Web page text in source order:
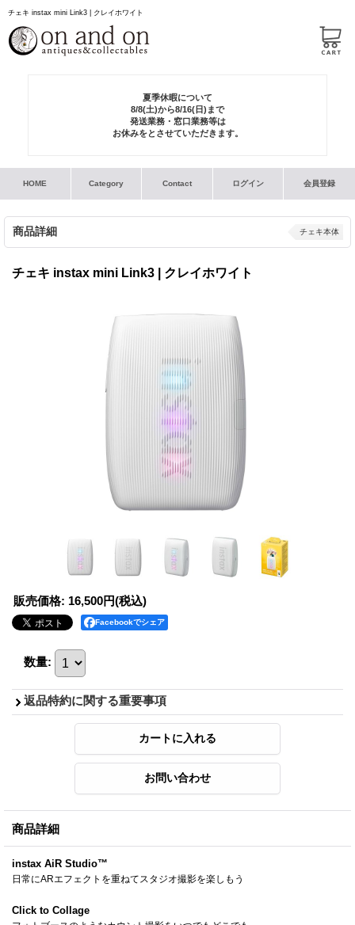
チェキ instax mini Link3 | クレイホワイト
夏季休暇について
8/8(土)から8/16(日)まで
発送業務・窓口業務等は
お休みをとさせていただきます。
HOME Category Contact ログイン 会員登録
商品詳細 チェキ本体
チェキ instax mini Link3 | クレイホワイト
販売価格: 16,500円(税込)
Facebookでシェア
数量:
返品特約に関する重要事項
商品詳細
instax AiR Studio™
日常にARエフェクトを重ねてスタジオ撮影を楽しもう
Click to Collage